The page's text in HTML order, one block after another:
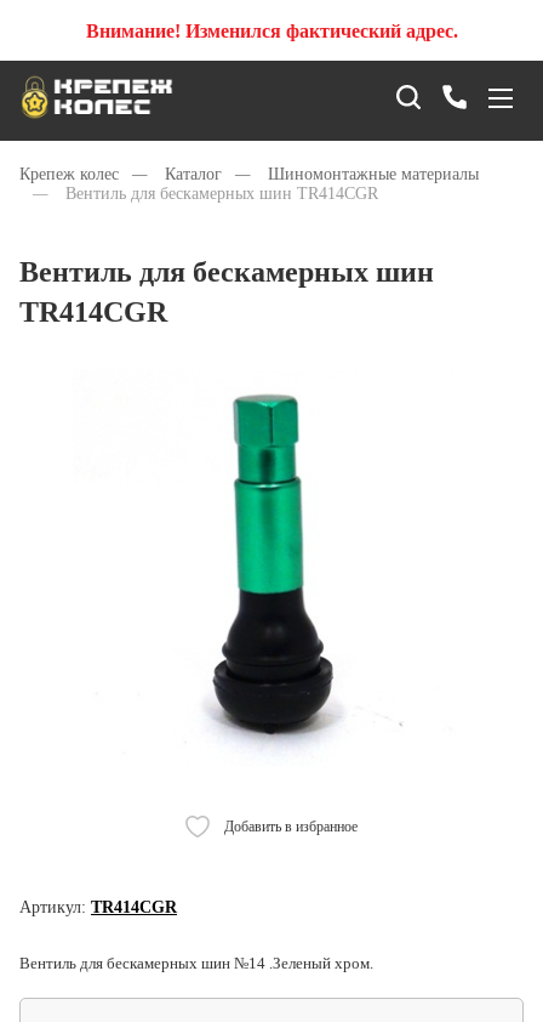
Внимание! Изменился фактический адрес.
Крепеж колес — Каталог —
Шиномонтажные материалы
—
Вентиль для бескамерных шин TR414CGR
Вентиль для бескамерных шин
TR414CGR
Добавить в избранное
Артикул: TR414CGR
Вентиль для бескамерных шин №14 .Зеленый хром.